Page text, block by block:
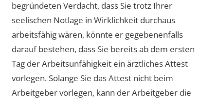
begründeten Verdacht, dass Sie trotz Ihrer
seelischen Notlage in Wirklichkeit durchaus
arbeitsfähig wären, könnte er gegebenenfalls
darauf bestehen, dass Sie bereits ab dem ersten
Tag der Arbeitsunfähigkeit ein ärztliches Attest
vorlegen. Solange Sie das Attest nicht beim
Arbeitgeber vorlegen, kann der Arbeitgeber die